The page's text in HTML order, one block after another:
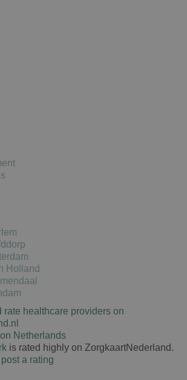
Holland
is rated highly on ZorgkaartNederland.
post a rating